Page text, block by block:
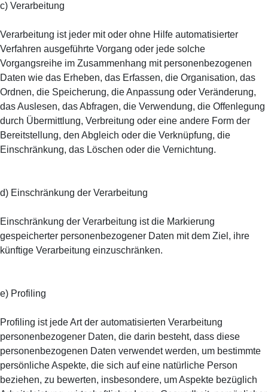
c) Verarbeitung
Verarbeitung ist jeder mit oder ohne Hilfe automatisierter
Verfahren ausgeführte Vorgang oder jede solche
Vorgangsreihe im Zusammenhang mit personenbezogenen
Daten wie das Erheben, das Erfassen, die Organisation, das
Ordnen, die Speicherung, die Anpassung oder Veränderung,
das Auslesen, das Abfragen, die Verwendung, die Offenlegung
durch Übermittlung, Verbreitung oder eine andere Form der
Bereitstellung, den Abgleich oder die Verknüpfung, die
Einschränkung, das Löschen oder die Vernichtung.
d) Einschränkung der Verarbeitung
Einschränkung der Verarbeitung ist die Markierung
gespeicherter personenbezogener Daten mit dem Ziel, ihre
künftige Verarbeitung einzuschränken.
e) Profiling
Profiling ist jede Art der automatisierten Verarbeitung
personenbezogener Daten, die darin besteht, dass diese
personenbezogenen Daten verwendet werden, um bestimmte
persönliche Aspekte, die sich auf eine natürliche Person
beziehen, zu bewerten, insbesondere, um Aspekte bezüglich